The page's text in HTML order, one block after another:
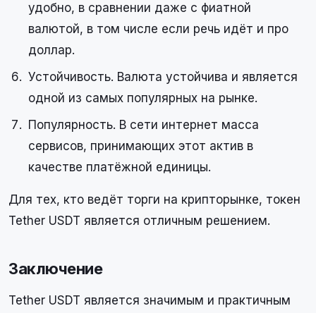
удобно, в сравнении даже с фиатной
валютой, в том числе если речь идёт и про
доллар.
Устойчивость. Валюта устойчива и является
одной из самых популярных на рынке.
Популярность. В сети интернет масса
сервисов, принимающих этот актив в
качестве платёжной единицы.
Для тех, кто ведёт торги на крипторынке, токен
Tether USDT является отличным решением.
Заключение
Tether USDT является значимым и практичным